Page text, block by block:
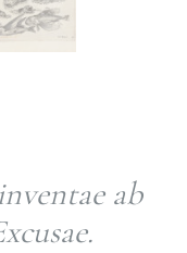
ab